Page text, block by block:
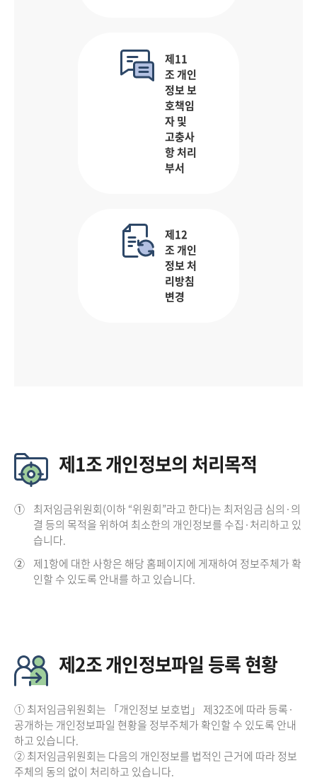
제11
조 개인
정보 보
호책임
자 및
고충사
항 처리
부서
제12
조 개인
정보 처
리방침
변경
제1조 개인정보의 처리목적
① 최저임금위원회(이하 “위원회”라고 한다)는 최저임금 심의·의
결 등의 목적을 위하여 최소한의 개인정보를 수집·처리하고 있
습니다.
② 제1항에 대한 사항은 해당 홈페이지에 게재하여 정보주체가 확
인할 수 있도록 안내를 하고 있습니다.
제2조 개인정보파일 등록 현황
① 최저임금위원회는 「개인정보 보호법」 제32조에 따라 등록·
공개하는 개인정보파일 현황을 정부주체가 확인할 수 있도록 안내
하고 있습니다.
② 최저임금위원회는 다음의 개인정보를 법적인 근거에 따라 정보
주체의 동의 없이 처리하고 있습니다.